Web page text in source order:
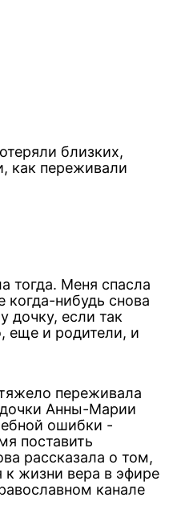
близких,
как переживали
тогда. Меня спасла
когда-нибудь снова
дочку, если так
еще и родители, и
переживала
Анны-Марии
ошибки -
поставить
рассказала о том,
к жизни вера в эфире
канале